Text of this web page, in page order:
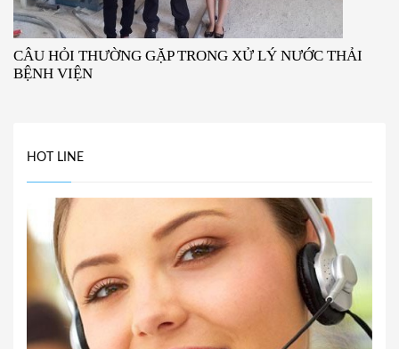
CÂU HỎI THƯỜNG GẶP TRONG XỬ LÝ NƯỚC THẢI
BỆNH VIỆN
HOT LINE